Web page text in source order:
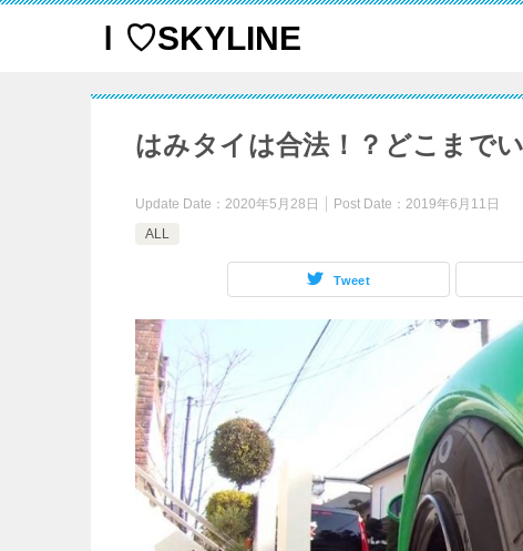
Ｉ♡SKYLINE
はみタイは合法！？どこまで
Update Date： 2020年5月28日 Post Date： 2019年6月11日
ALL
Tweet